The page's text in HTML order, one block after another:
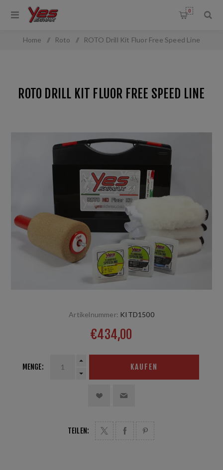
0
Home / Roto / ROTO Drill Kit Fluor Free Speed Line
ROTO DRILL KIT FLUOR FREE SPEED LINE
Artikelnummer: KITD1500
€434,00
MENGE: KAUFEN
TEILEN: